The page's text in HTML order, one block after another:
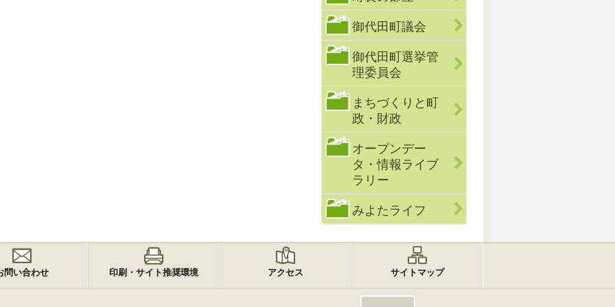
御代田町議会
御代田町選挙管
理委員会
まちづくりと町
政・財政
オープンデー
タ・情報ライブ
ラリー
みよたライフ
問い合わせ 印刷・サイト推奨環境 アクセス サイトマップ